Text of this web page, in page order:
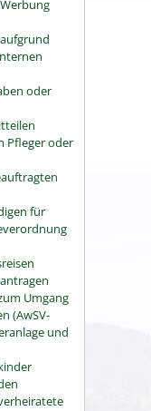
oder
Pfleger oder
für
Umgang
(AwSV-
und